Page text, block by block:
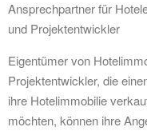
Ansprechpartner für
und Projektentwickler
Eigentümer von
Projektentwickler, die
ihre Hotelimmobilie
möchten, können ihre